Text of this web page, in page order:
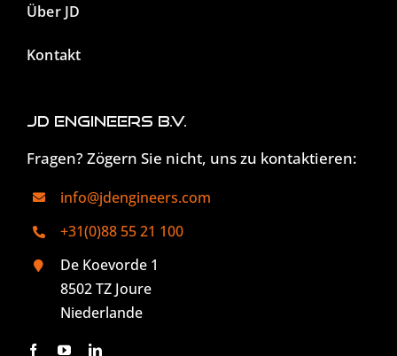
Über JD
Kontakt
JD Engineers B.V.
Fragen? Zögern Sie nicht, uns zu kontaktieren:
info@jdengineers.com
+31(0)88 55 21 100
De Koevorde 1
8502 TZ Joure
Niederlande